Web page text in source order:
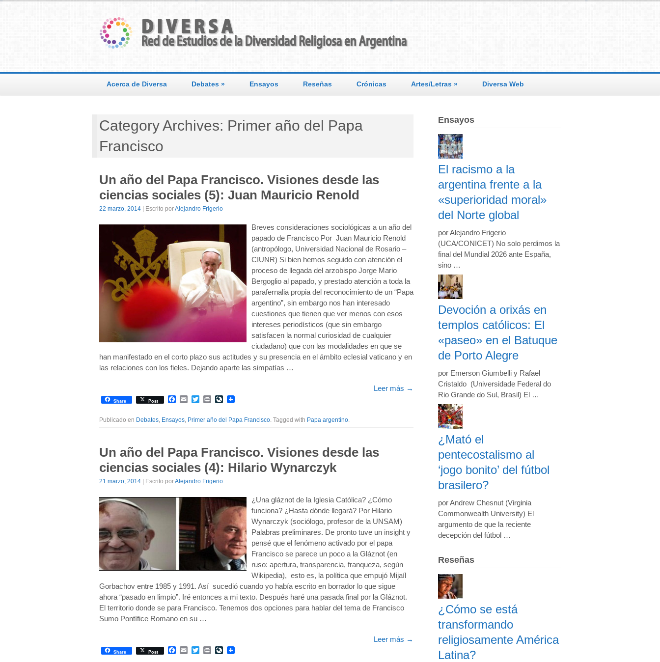
Acerca de Diversa Debates » Ensayos Reseñas Crónicas Artes/Letras » Diversa Web
Category Archives: Primer año del Papa
Francisco
Un año del Papa Francisco. Visiones desde las
ciencias sociales (5): Juan Mauricio Renold
22 marzo, 2014 | Escrito porAlejandro Frigerio
Breves consideraciones sociológicas a un año del
papado de Francisco Por Juan Mauricio Renold
(antropólogo, Universidad Nacional de Rosario –
CIUNR) Si bien hemos seguido con atención el
proceso de llegada del arzobispo Jorge Mario
Bergoglio al papado, y prestado atención a toda la
parafernalia propia del reconocimiento de un “Papa
argentino”, sin embargo nos han interesado
cuestiones que tienen que ver menos con esos
intereses periodísticos (que sin embargo
satisfacen la normal curiosidad de cualquier
ciudadano) que con las modalidades en que se
han manifestado en el corto plazo sus actitudes y su presencia en el ámbito eclesial vaticano y en
las relaciones con los fieles. Dejando aparte las simpatías …
Leer más →
Share Post Facebook
EmailTwitterPrintLiveJournal
Publicado en Debates, Ensayos, Primer año del Papa Francisco. Tagged with Papa argentino.
Un año del Papa Francisco. Visiones desde las
ciencias sociales (4): Hilario Wynarczyk
21 marzo, 2014 | Escrito porAlejandro Frigerio
¿Una gláznot de la Iglesia Católica? ¿Cómo
funciona? ¿Hasta dónde llegará? Por Hilario
Wynarczyk (sociólogo, profesor de la UNSAM)
Palabras preliminares. De pronto tuve un insight y
pensé que el fenómeno activado por el papa
Francisco se parece un poco a la Gláznot (en
ruso: apertura, transparencia, franqueza, según
Wikipedia), esto es, la política que empujó Mijaíl
Gorbachov entre 1985 y 1991. Así sucedió cuando yo había escrito en borrador lo que sigue
ahora “pasado en limpio”. Iré entonces a mi texto. Después haré una pasada final por la Gláznot.
El territorio donde se para Francisco. Tenemos dos opciones para hablar del tema de Francisco
Sumo Pontífice Romano en su …
Leer más →
Share Post Facebook
EmailTwitterPrintLiveJournal
Ensayos
El racismo a la
argentina frente a la
«superioridad moral»
del Norte global
por Alejandro Frigerio
(UCA/CONICET) No solo perdimos la
final del Mundial 2026 ante España,
sino …
Devoción a orixás en
templos católicos: El
«paseo» en el Batuque
de Porto Alegre
por Emerson Giumbelli y Rafael
Cristaldo (Universidade Federal do
Rio Grande do Sul, Brasil) El …
¿Mató el
pentecostalismo al
‘jogo bonito’ del fútbol
brasilero?
por Andrew Chesnut (Virginia
Commonwealth University) El
argumento de que la reciente
decepción del fútbol …
Reseñas
¿Cómo se está
transformando
religiosamente América
Latina?